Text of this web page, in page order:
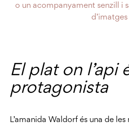
o un acompanyament senzill i
d’imatges
El plat on l’api
protagonista
L’amanida Waldorf és una de